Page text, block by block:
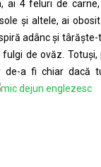
ai 4 feluri de
și altele, ai
adânc și
fulgi de ovăz.
de-a fi chiar dacă